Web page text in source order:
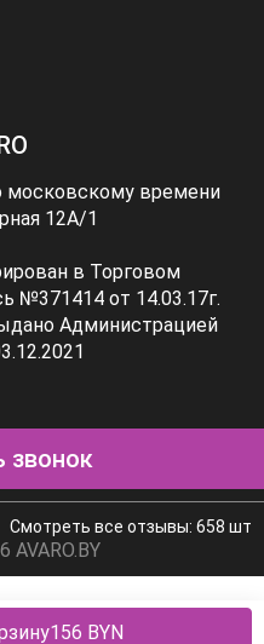
156 BYN
московскому времени
12А/1
в Торговом
№371414 от 14.03.17г.
Администрацией
звонок
Смотреть все отзывы: 658 шт